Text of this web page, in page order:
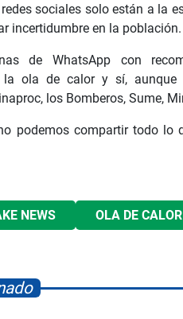
sociales solo están a la
incertidumbre en la población.
de WhatsApp con
la ola de calor y sí,
los Bomberos, Sume,
podemos compartir todo lo
NEWS OLA DE CALOR